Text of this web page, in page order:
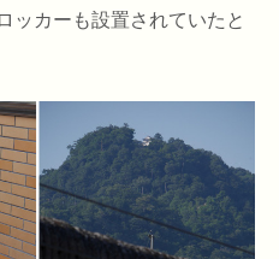
ッカーも設置されていたと